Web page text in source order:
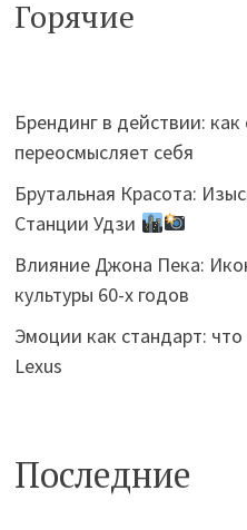
Горячие
Брендинг в действии:
переосмысляет себя
Брутальная Красота:
Станции Удзи
Влияние Джона Пека:
культуры 60-х годов
Эмоции как стандарт:
Lexus
Последние